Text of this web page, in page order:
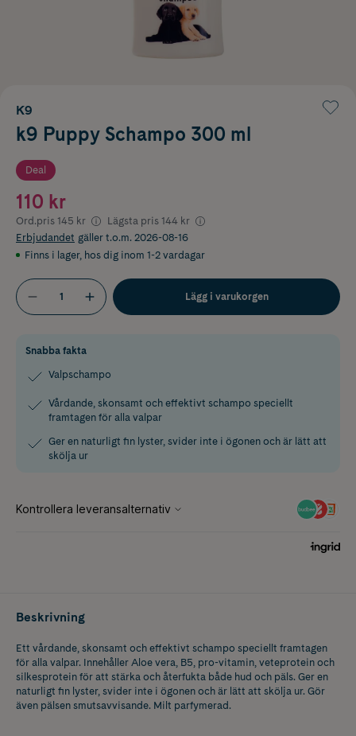
K9
k9 Puppy Schampo 300 ml
Deal
110 kr
Ord.pris 145 kr Lägsta pris 144 kr
Erbjudandet gäller t.o.m. 2026-08-16
Finns i lager, hos dig inom 1-2 vardagar
Lägg i varukorgen
Snabba fakta
Valpschampo
Vårdande, skonsamt och effektivt schampo speciellt
framtagen för alla valpar
Ger en naturligt fin lyster, svider inte i ögonen och är lätt att
skölja ur
Beskrivning
Ett vårdande, skonsamt och effektivt schampo speciellt framtagen
för alla valpar. Innehåller Aloe vera, B5, pro-vitamin, veteprotein och
silkesprotein för att stärka och återfukta både hud och päls. Ger en
naturligt fin lyster, svider inte i ögonen och är lätt att skölja ur. Gör
även pälsen smutsavvisande. Milt parfymerad.